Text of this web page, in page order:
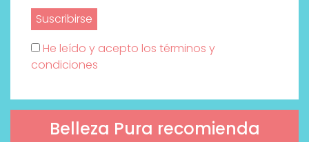
He leído y acepto los términos y
condiciones
Belleza Pura recomienda